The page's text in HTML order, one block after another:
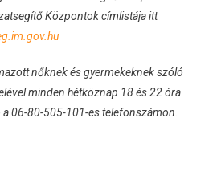
Központok címlistája itt
nőknek és gyermekeknek szóló
minden hétköznap 18 és 22 óra
06-80-505-101-es telefonszámon.